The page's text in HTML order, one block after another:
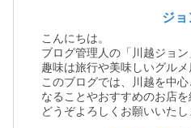
ジョ
こんにちは。
ブログ管理人の「川越ジョン
趣味は旅行や美味しいグルメ
このブログでは、川越を中
なることやおすすめのお店を
どうぞよろしくお願いいたし